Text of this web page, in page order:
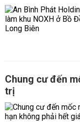
Chung cư đến
trị